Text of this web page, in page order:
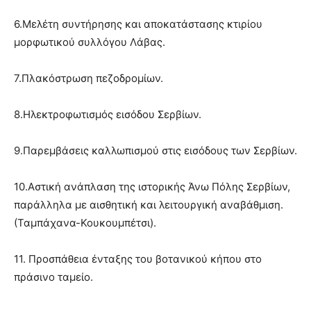
6.Μελέτη συντήρησης και αποκατάστασης κτιρίου
μορφωτικού συλλόγου Λάβας.
7.Πλακόστρωση πεζοδρομίων.
8.Ηλεκτροφωτισμός εισόδου Σερβίων.
9.Παρεμβάσεις καλλωπισμού στις εισόδους των Σερβίων.
10.Αστική ανάπλαση της ιστορικής Άνω Πόλης Σερβίων,
παράλληλα με αισθητική και λειτουργική αναβάθμιση.
(Ταμπάχανα-Κουκουμπέτσι).
11. Προσπάθεια ένταξης του βοτανικού κήπου στο
πράσινο ταμείο.